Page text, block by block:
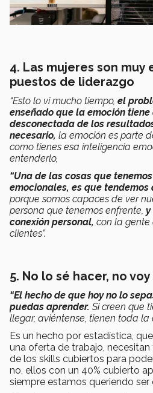
4. Las mujeres son
puestos de liderazgo
“Esto lo vi mucho tiempo, el
enseñado que la emoción
desconectada de los
necesario, la emoción es parte
como tienes esa inteligencia
entenderlo,
“Una de las cosas que
emocionales, es que
porque somos capaces de ver
persona que tenemos enfrente, y
conexión personal, con la gente
clientes”.
5. No lo sé hacer, no
“El hecho de que hoy no lo
puedas aprender. Si creen que
llegar, aviéntense, tienen toda
Es un hecho por estadística,
una oferta de trabajo, necesitan
de los skills cubiertos para
no, ellos con un 40% cubierto
siempre estamos queriendo ser